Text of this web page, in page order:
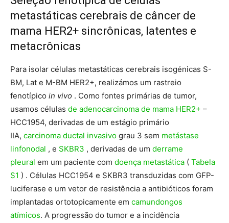
metastáticas cerebrais de câncer de
mama HER2+ sincrônicas, latentes e
metacrônicas
Para isolar células metastáticas cerebrais isogénicas S-
BM, Lat e M-BM HER2+, realizámos um rastreio
fenotípico in vivo . Como fontes primárias de tumor,
usamos células de adenocarcinoma de mama HER2+ –
HCC1954, derivadas de um estágio primário
IIA, carcinoma ductal invasivo grau 3 sem metástase
linfonodal , e SKBR3 , derivadas de um derrame
pleural em um paciente com doença metastática ( Tabela
S1 ) . Células HCC1954 e SKBR3 transduzidas com GFP-
luciferase e um vetor de resistência a antibióticos foram
implantadas ortotopicamente em camundongos
atímicos. A progressão do tumor e a incidência